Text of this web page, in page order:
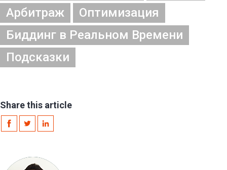
Арбитраж
Оптимизация
Биддинг в Реальном Времени
Подсказки
Share this article